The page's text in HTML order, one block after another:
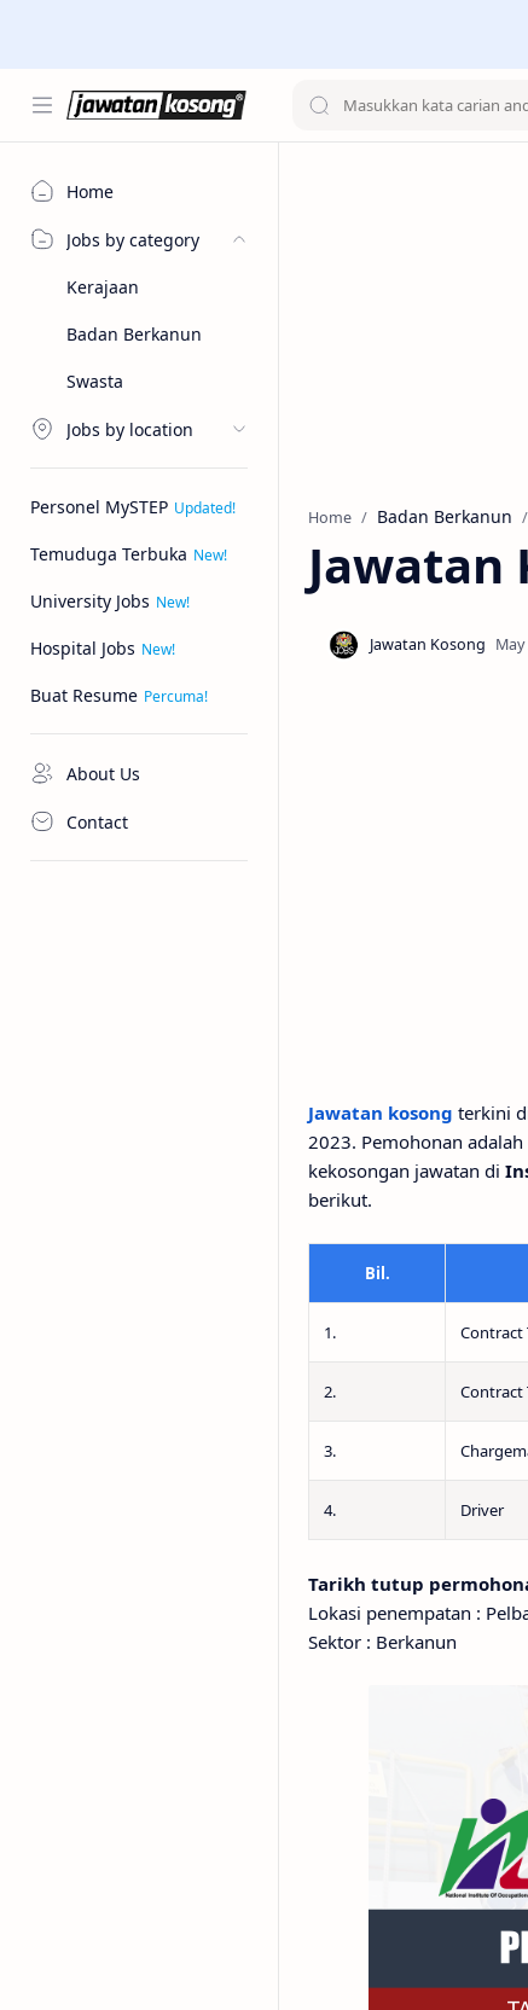
Home
Jobs by category
Kerajaan
Badan Berkanun
Swasta
Jobs by location
Personel MySTEP
Temuduga Terbuka
University Jobs
Hospital Jobs
Buat Resume
About Us
Contact
Home Badan Berkanun
Jawatan
Jawatan kosong terkini
2023. Pemohonan
kekosongan jawatan di
berikut.
Bil.
1. Contract
2. Contract
3.
4. Driver
Tarikh tutup
Lokasi penempatan :
Sektor : Berkanun